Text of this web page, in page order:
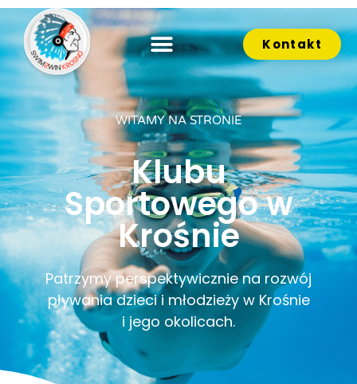
Kontakt
WITAMY NA STRONIE
Klubu
Sportowego w
Krośnie
Patrzymy perspektywicznie na rozwój
pływania dzieci i młodzieży w Krośnie
i jego okolicach.